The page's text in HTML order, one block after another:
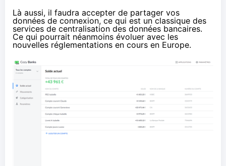
Là aussi, il faudra accepter de partager vos
données de connexion, ce qui est un classique des
services de centralisation des données bancaires.
Ce qui pourrait néanmoins évoluer avec les
nouvelles réglementations en cours en Europe.